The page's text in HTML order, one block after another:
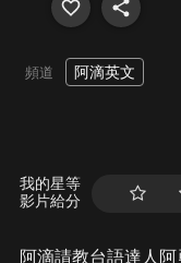
頻道 阿滴英文
我的星等
影片給分
阿滴請教台語達人